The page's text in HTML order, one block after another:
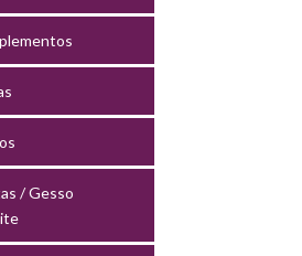
/ Gesso